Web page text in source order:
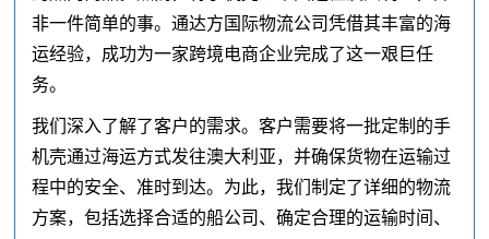
非一件简单的事。通达方国际物流公司凭借其丰富的海
运经验，成功为一家跨境电商企业完成了这一艰巨任
务。
我们深入了解了客户的需求。客户需要将一批定制的手
机壳通过海运方式发往澳大利亚，并确保货物在运输过
程中的安全、准时到达。为此，我们制定了详细的物流
方案，包括选择合适的船公司、确定合理的运输时间、